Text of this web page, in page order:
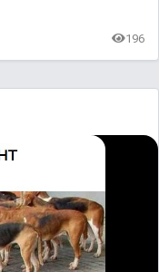
196